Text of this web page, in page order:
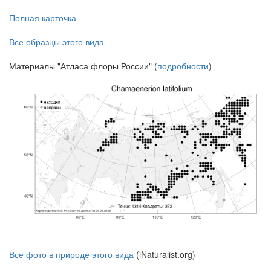
Полная карточка
Все образцы этого вида
Материалы "Атласа флоры России" (подробности)
Все фото в природе этого вида (iNaturalist.org)